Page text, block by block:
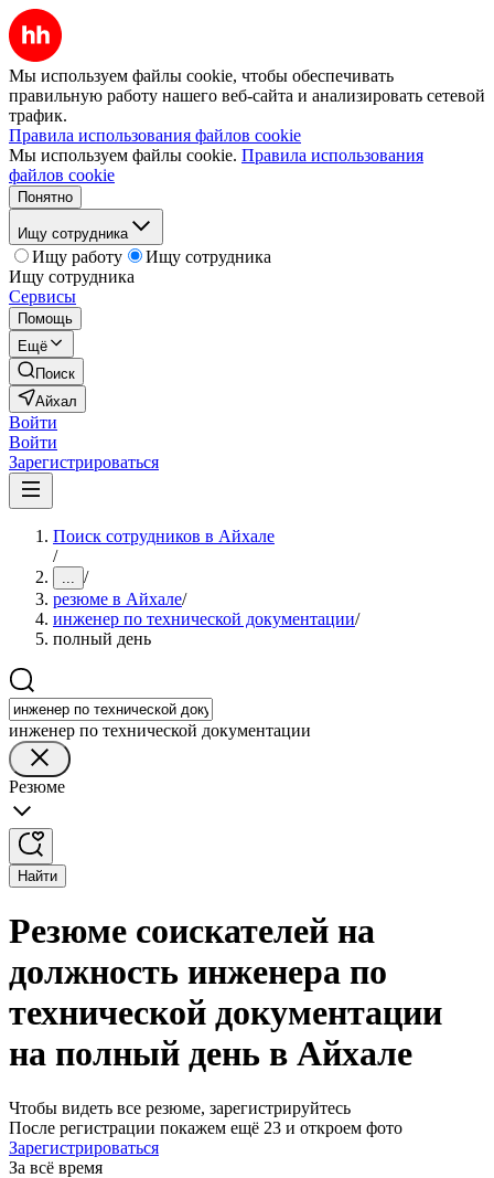
Мы используем файлы cookie, чтобы обеспечивать
правильную работу нашего веб-сайта и анализировать сетевой
трафик.
Правила использования файлов cookie
Мы используем файлы cookie. Правила использования
файлов cookie
Понятно
Ищу сотрудника
Ищу работу
Ищу сотрудника
Ищу сотрудника
Сервисы
Помощь
Ещё
Поиск
Айхал
Войти
Войти
Зарегистрироваться
Поиск сотрудников в Айхале
/
... /
резюме в Айхале/
инженер по технической документации/
полный день
инженер по технической документации
Резюме
Найти
Резюме соискателей на
должность инженера по
технической документации
на полный день в Айхале
Чтобы видеть все резюме, зарегистрируйтесь
После регистрации покажем ещё 23 и откроем фото
Зарегистрироваться
За всё время